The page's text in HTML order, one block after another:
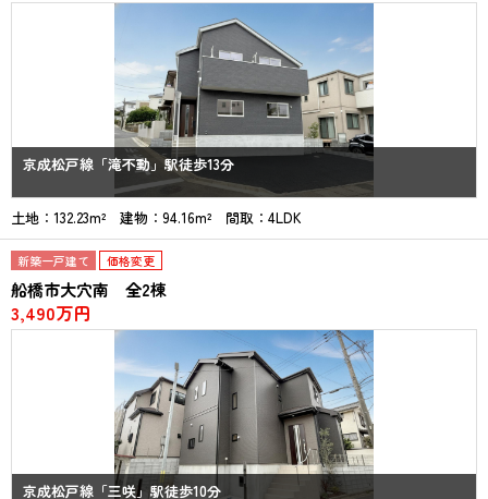
京成松戸線「滝不動」駅徒歩13分
土地：132.23m² 建物：94.16m² 間取：4LDK
新築一戸建て 価格変更
船橋市大穴南 全2棟
3,490万円
京成松戸線「三咲」駅徒歩10分